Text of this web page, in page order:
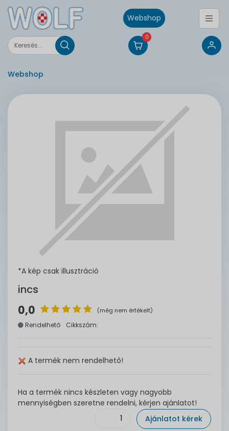
Webshop
0
Webshop
*A kép csak illusztráció
incs
0,0 (még nem értékelt)
Rendelhető Cikkszám:
A termék nem rendelhető!
Ha a termék nincs készleten vagy nagyobb
mennyiségben szeretne rendelni, kérjen ajánlatot!
Ajánlatot kérek